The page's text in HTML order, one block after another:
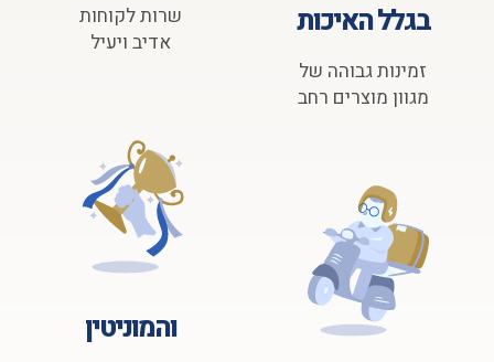
בגלל האיכות
זמינות גבוהה של
מגוון מוצרים רחב
שרות לקוחות
אדיב ויעיל
והמוניטין